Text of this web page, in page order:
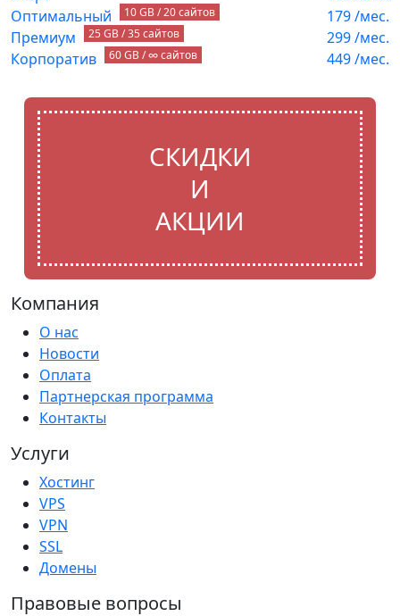
Оптимальный
10 GB / 20 сайтов 179/мес.
Премиум
25 GB / 35 сайтов 299/мес.
Корпоратив
60 GB / ∞ сайтов 449/мес.
СКИДКИ
И
АКЦИИ
Компания
О нас
Новости
Оплата
Партнерская программа
Контакты
Услуги
Хостинг
VPS
VPN
SSL
Домены
Правовые вопросы